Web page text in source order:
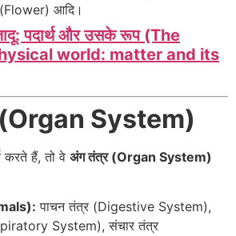
आदि।
पदार्थ और उसके रूप (The
world: matter and its
System)
करते हैं, तो वे अंग तंत्र (Organ System)
पाचन तंत्र (Digestive System),
System), संचार तंत्र